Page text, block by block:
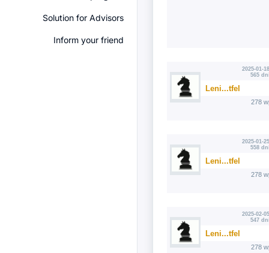
Solution for Advisors
Inform your friend
2025-01-
565
Leni...tfel
278
2025-01-
558
Leni...tfel
278
2025-02-
547
Leni...tfel
278